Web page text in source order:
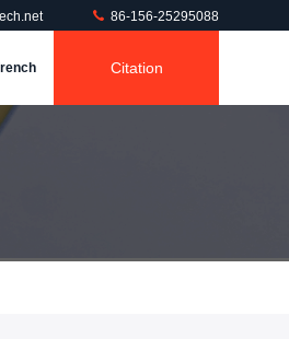
86-156-25295088
Citation